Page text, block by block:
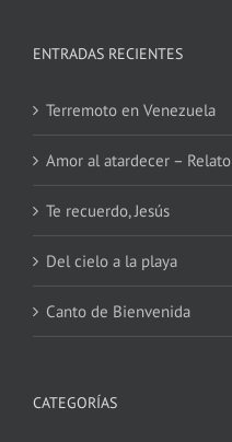
ENTRADAS RECIENTES
Terremoto en Venezuela
Amor al atardecer – Relato
Te recuerdo, Jesús
Del cielo a la playa
Canto de Bienvenida
CATEGORÍAS